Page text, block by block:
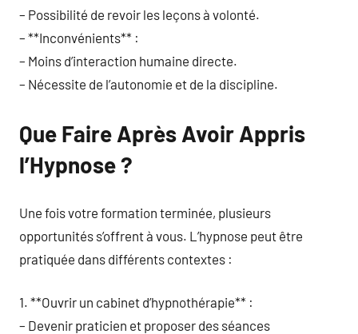
– Possibilité de revoir les leçons à volonté.
– **Inconvénients** :
– Moins d’interaction humaine directe.
– Nécessite de l’autonomie et de la discipline.
Que Faire Après Avoir Appris
l’Hypnose ?
Une fois votre formation terminée, plusieurs
opportunités s’offrent à vous. L’hypnose peut être
pratiquée dans différents contextes :
1. **Ouvrir un cabinet d’hypnothérapie** :
– Devenir praticien et proposer des séances